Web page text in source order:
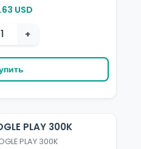
USD
+
PLAY 300K
PLAY 300K